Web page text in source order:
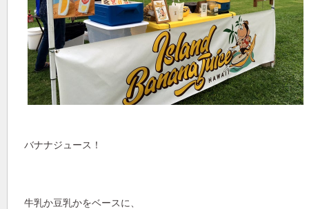
バナナジュース！
牛乳か豆乳かをベースに、